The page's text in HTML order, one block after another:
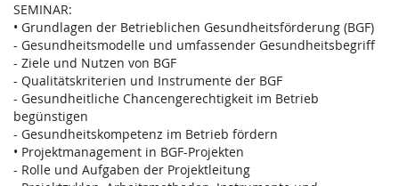
SEMINAR:
• Grundlagen der Betrieblichen Gesundheitsförderung (BGF)
- Gesundheitsmodelle und umfassender Gesundheitsbegriff
- Ziele und Nutzen von BGF
- Qualitätskriterien und Instrumente der BGF
- Gesundheitliche Chancengerechtigkeit im Betrieb
begünstigen
- Gesundheitskompetenz im Betrieb fördern
• Projektmanagement in BGF-Projekten
- Rolle und Aufgaben der Projektleitung